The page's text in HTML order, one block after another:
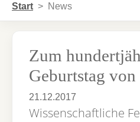
Start News
Zum
Geburtstag
21.12.2017
Wissenschaftliche